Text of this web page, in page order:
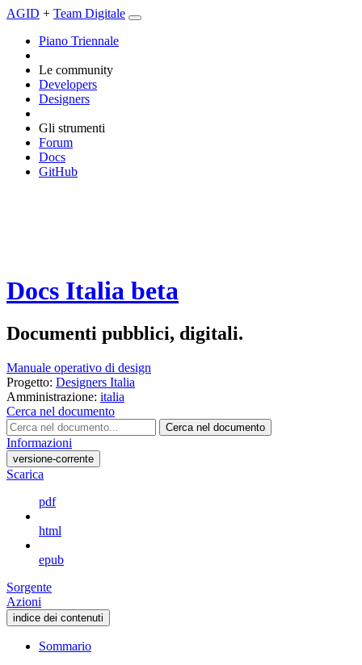
AGID + Team Digitale
Piano Triennale
Le community
Developers
Designers
Gli strumenti
Forum
Docs
GitHub
Docs Italia beta
Documenti pubblici, digitali.
Manuale operativo di design
Progetto: Designers Italia
Amministrazione: italia
Cerca nel documento
Cerca nel documento
Informazioni
versione-corrente
Scarica
pdf
html
epub
Sorgente
Azioni
indice dei contenuti
Sommario